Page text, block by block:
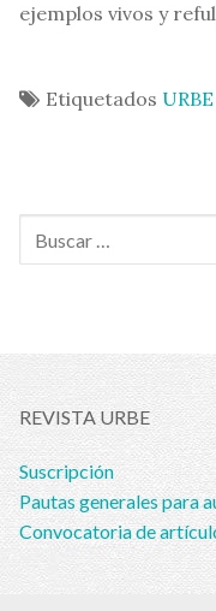
ejemplos vivos y
Etiquetados
REVISTA URBE
Suscripción
Pautas generales para
Convocatoria de